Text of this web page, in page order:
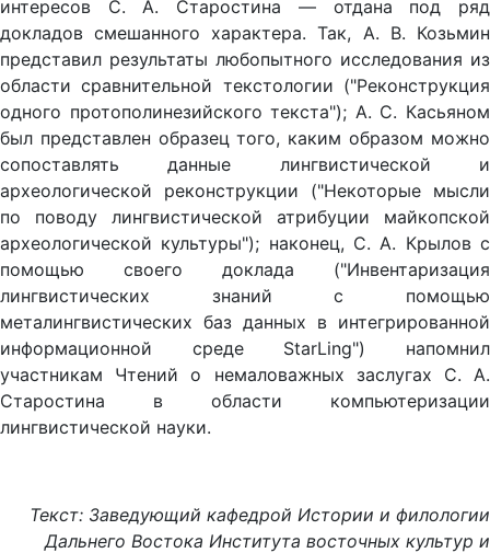
интересов С. А. Старостина — отдана под ряд
докладов смешанного характера. Так, А. В. Козьмин
представил результаты любопытного исследования из
об­ласти сравнительной текстологии ("Реконструкция
одного протополинезийского текста"); А. С. Касьяном
был представлен образец того, каким образом можно
сопоставлять данные лингвистической и
археологической реконструкции ("Некоторые мысли
по поводу лингвистической атрибуции май­копской
археологической культуры"); наконец, С. А. Крылов с
помощью своего доклада ("Инвентаризация
лингвистических знаний с помощью
металингвистических баз данных в интегрированной
информационной среде StarLing") на­помнил
участникам Чтений о немаловажных заслугах С. А.
Старостина в области компью­теризации
лингвистической науки.
Текст: Заведующий кафедрой Истории и филологии
Дальнего Востока Института восточных культур и